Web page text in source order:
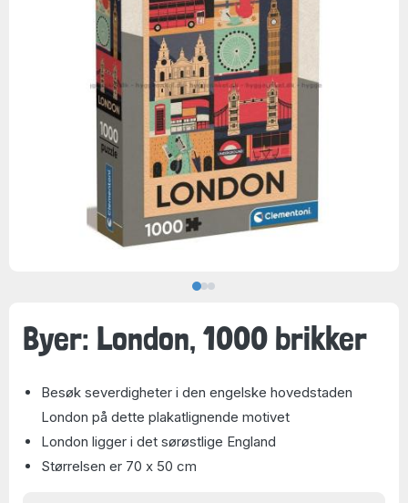
Byer: London, 1000 brikker
Besøk severdigheter i den engelske hovedstaden
London på dette plakatlignende motivet
London ligger i det sørøstlige England
Størrelsen er 70 x 50 cm